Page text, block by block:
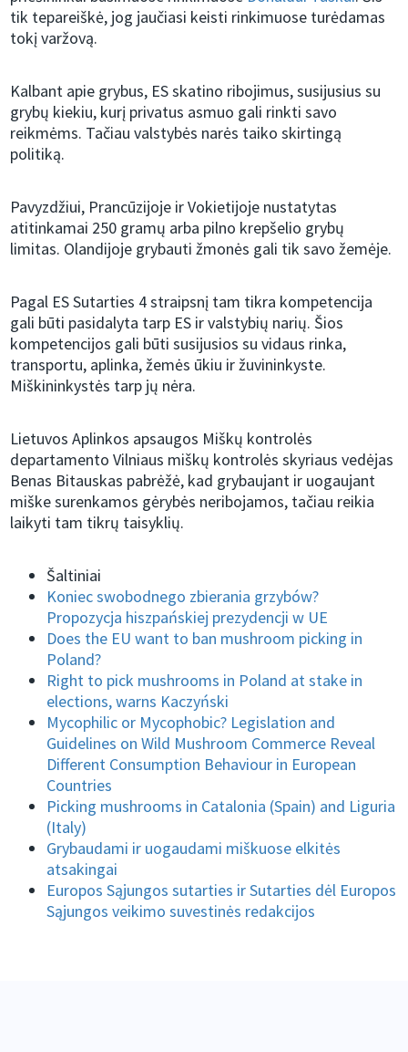
tik tepareiškė, jog jaučiasi keisti rinkimuose turėdamas
tokį varžovą.
Kalbant apie grybus, ES skatino ribojimus, susijusius su
grybų kiekiu, kurį privatus asmuo gali rinkti savo
reikmėms. Tačiau valstybės narės taiko skirtingą
politiką.
Pavyzdžiui, Prancūzijoje ir Vokietijoje nustatytas
atitinkamai 250 gramų arba pilno krepšelio grybų
limitas. Olandijoje grybauti žmonės gali tik savo žemėje.
Pagal ES Sutarties 4 straipsnį tam tikra kompetencija
gali būti pasidalyta tarp ES ir valstybių narių. Šios
kompetencijos gali būti susijusios su vidaus rinka,
transportu, aplinka, žemės ūkiu ir žuvininkyste.
Miškininkystės tarp jų nėra.
Lietuvos Aplinkos apsaugos Miškų kontrolės
departamento Vilniaus miškų kontrolės skyriaus vedėjas
Benas Bitauskas pabrėžė, kad grybaujant ir uogaujant
miške surenkamos gėrybės neribojamos, tačiau reikia
laikyti tam tikrų taisyklių.
Šaltiniai
Koniec swobodnego zbierania grzybów?
Propozycja hiszpańskiej prezydencji w UE
Does the EU want to ban mushroom picking in
Poland?
Right to pick mushrooms in Poland at stake in
elections, warns Kaczyński
Mycophilic or Mycophobic? Legislation and
Guidelines on Wild Mushroom Commerce Reveal
Different Consumption Behaviour in European
Countries
Picking mushrooms in Catalonia (Spain) and Liguria
(Italy)
Grybaudami ir uogaudami miškuose elkitės
atsakingai
Europos Sąjungos sutarties ir Sutarties dėl Europos
Sąjungos veikimo suvestinės redakcijos